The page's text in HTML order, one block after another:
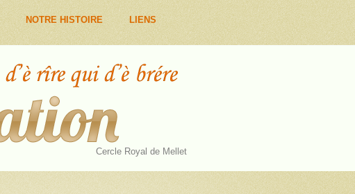
NOTRE HISTOIRE LIENS
Cercle Royal de Mellet